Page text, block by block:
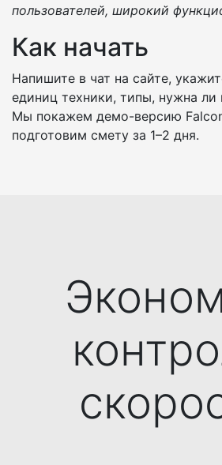
пользователей, широкий
Как начать
Напишите в чат на сайте,
единиц техники, типы, нужна ли
Мы покажем демо-версию
подготовим смету за 1–2 дня.